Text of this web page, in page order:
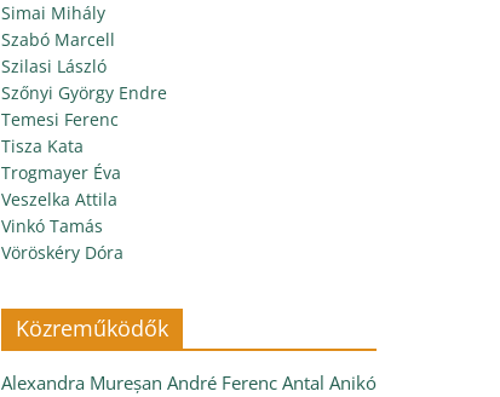
Simai Mihály
Szabó Marcell
Szilasi László
Szőnyi György Endre
Temesi Ferenc
Tisza Kata
Trogmayer Éva
Veszelka Attila
Vinkó Tamás
Vöröskéry Dóra
Közreműködők
Alexandra Mureșan André Ferenc Antal Anikó